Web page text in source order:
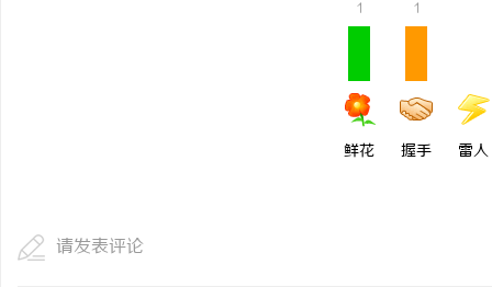
1
鲜花
1
握手 雷人
请发表评论